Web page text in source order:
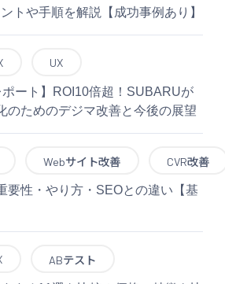
トや手順を解説【成功事例あり】
UX
ポート】ROI10倍超！SUBARUが
のためのデジマ改善と今後の展望
Webサイト改善 CVR改善
要性・やり方・SEOとの違い【基
ABテスト